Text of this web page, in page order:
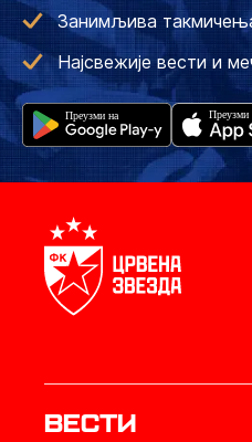
Занимљива
Најсвежије вести и
Вести